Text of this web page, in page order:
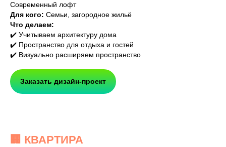
Современный лофт
Для кого: Семьи, загородное жильё
Что делаем:
✔️ Учитываем архитектуру дома
✔️ Пространство для отдыха и гостей
✔️ Визуально расширяем пространство
Заказать дизайн-проект
🏢 КВАРТИРА